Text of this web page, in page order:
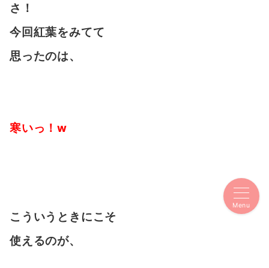
さ！
今回紅葉をみてて
思ったのは、
寒いっ！w
こういうときにこそ
使えるのが、
Menu